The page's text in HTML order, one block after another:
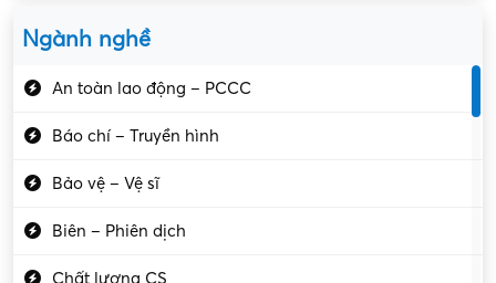
Ngành nghề
An toàn lao động – PCCC
Báo chí – Truyền hình
Bảo vệ – Vệ sĩ
Biên – Phiên dịch
Chất lượng CS